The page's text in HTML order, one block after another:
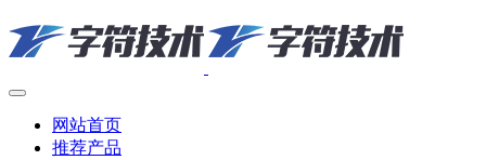
网站首页
推荐产品